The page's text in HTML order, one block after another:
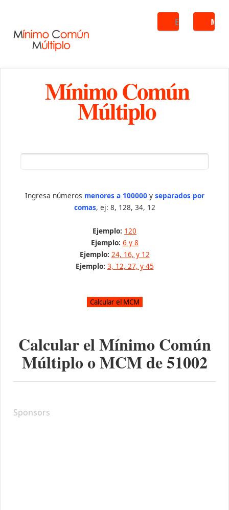
Buscar
Mínimo Común
Múltiplo
Ingresa números menores a 100000y separados por
comas, ej: 8, 128, 34, 12
Ejemplo: 120
Ejemplo: 6 y 8
Ejemplo: 24, 16, y 12
Ejemplo: 3, 12, 27, y 45
Calcular el Mínimo Común
Múltiplo o MCM de51002
Sponsors